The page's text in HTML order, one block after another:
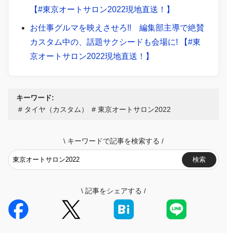
【#東京オートサロン2022現地直送！】
お仕事グルマを映えさせろ!! 編集部主導で絶賛
カスタム中の、話題サクシードも会場に! 【#東
京オートサロン2022現地直送！】
キーワード:
タイヤ（カスタム）
東京オートサロン2022
\ キーワードで記事を検索する /
検索
\ 記事をシェアする /